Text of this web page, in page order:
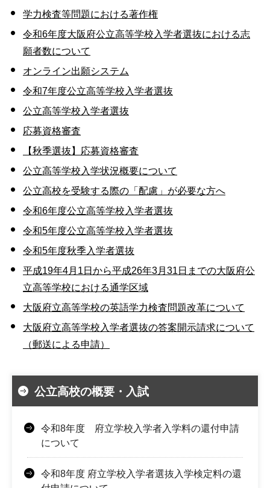
学力検査等問題における著作権
令和6年度大阪府公立高等学校入学者選抜における志
願者数について
オンライン出願システム
令和7年度公立高等学校入学者選抜
公立高等学校入学者選抜
応募資格審査
【秋季選抜】応募資格審査
公立高等学校入学状況概要について
公立高校を受験する際の「配慮」が必要な方へ
令和6年度公立高等学校入学者選抜
令和5年度公立高等学校入学者選抜
令和5年度秋季入学者選抜
平成19年4月1日から平成26年3月31日までの大阪府公
立高等学校における通学区域
大阪府立高等学校の英語学力検査問題改革について
大阪府立高等学校入学者選抜の答案開示請求について
（郵送による申請）
公立高校の概要・入試
令和8年度 府立学校入学者入学料の還付申請
について
令和8年度 府立学校入学者選抜入学検定料の還